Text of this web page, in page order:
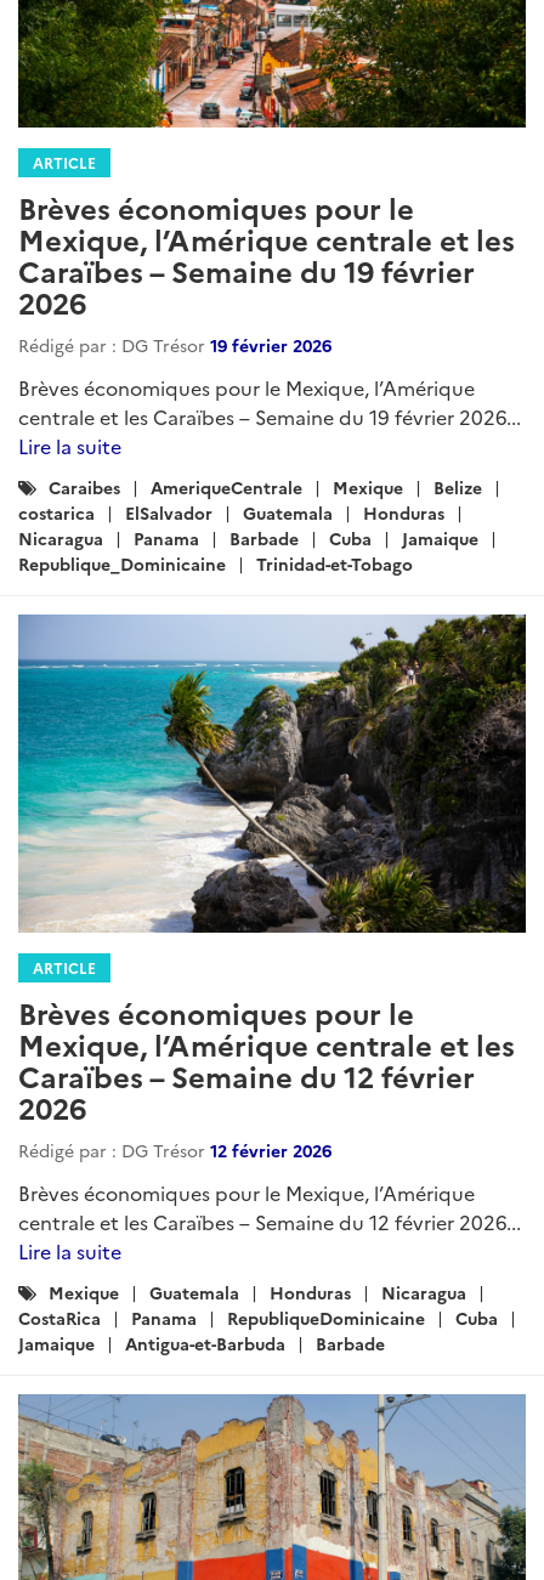
ARTICLE
Brèves économiques pour le
Mexique, l’Amérique centrale et les
Caraïbes – Semaine du 19 février
2026
Rédigé par : DG Trésor 19 février 2026
Brèves économiques pour le Mexique, l’Amérique
centrale et les Caraïbes – Semaine du 19 février 2026...
Lire la suite
Catégories
:
Caraibes AmeriqueCentrale Mexique
Belize
costarica
ElSalvador Guatemala
Honduras
Nicaragua
Panama Barbade Cuba
Jamaique
Republique_Dominicaine
Trinidad-et-Tobago
ARTICLE
Brèves économiques pour le
Mexique, l’Amérique centrale et les
Caraïbes – Semaine du 12 février
2026
Rédigé par : DG Trésor 12 février 2026
Brèves économiques pour le Mexique, l’Amérique
centrale et les Caraïbes – Semaine du 12 février 2026...
Lire la suite
Catégories
:
Mexique Guatemala Honduras
Nicaragua
CostaRica
Panama RepubliqueDominicaine
Cuba
Jamaique
Antigua-et-Barbuda Barbade